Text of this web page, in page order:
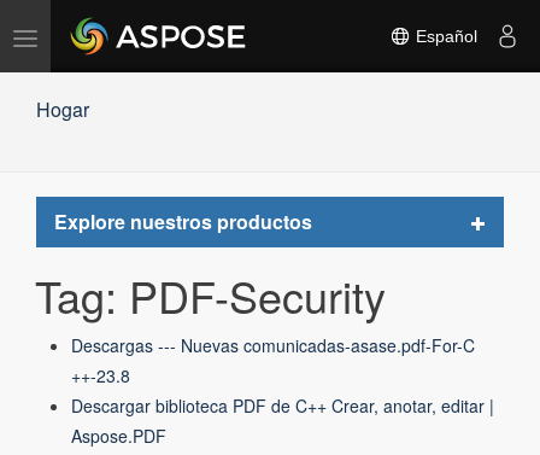
Alternar
navegación
Español
Hogar
Explore nuestros productos
Toggle
Tag: PDF-Security
Descargas --- Nuevas comunicadas-asase.pdf-For-C
++-23.8
Descargar biblioteca PDF de C++ Crear, anotar, editar |
Aspose.PDF